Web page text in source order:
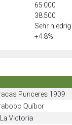
65.000
38.500
Sehr niedrig
+4.8%
Punceres 1909
Quíbor
Victoria